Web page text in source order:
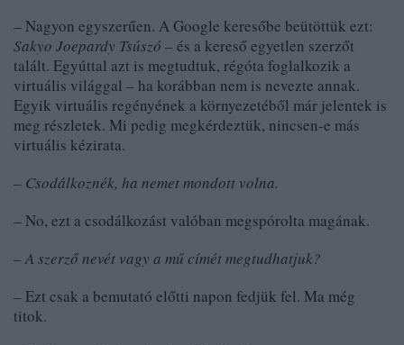
– Nagyon egyszerűen. A Google keresőbe beütöttük ezt:
Sakyo Joepardy Tsúszó – és a kereső egyetlen szerzőt
talált. Egyúttal azt is megtudtuk, régóta foglalkozik a
virtuális világgal – ha korábban nem is nevezte annak.
Egyik virtuális regényének a környezetéből már jelentek is
meg részletek. Mi pedig megkérdeztük, nincsen-e más
virtuális kézirata.
– Csodálkoznék, ha nemet mondott volna.
– No, ezt a csodálkozást valóban megspórolta magának.
– A szerző nevét vagy a mű címét megtudhatjuk?
– Ezt csak a bemutató előtti napon fedjük fel. Ma még
titok.